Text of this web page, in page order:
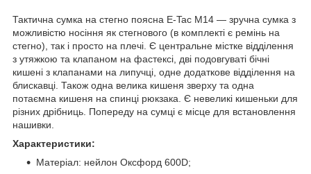
Тактична сумка на стегно поясна E-Tac M14 ― зручна сумка з
можливістю носіння як стегнового (в комплекті є ремінь на
стегно), так і просто на плечі. Є центральне містке відділення
з утяжкою та клапаном на фастексі, дві подовгуваті бічні
кишені з клапанами на липучці, одне додаткове відділення на
блискавці. Також одна велика кишеня зверху та одна
потаємна кишеня на спинці рюкзака. Є невеликі кишеньки для
різних дрібниць. Попереду на сумці є місце для встановлення
нашивки.
Характеристики:
Матеріал: нейлон Оксфорд 600D;